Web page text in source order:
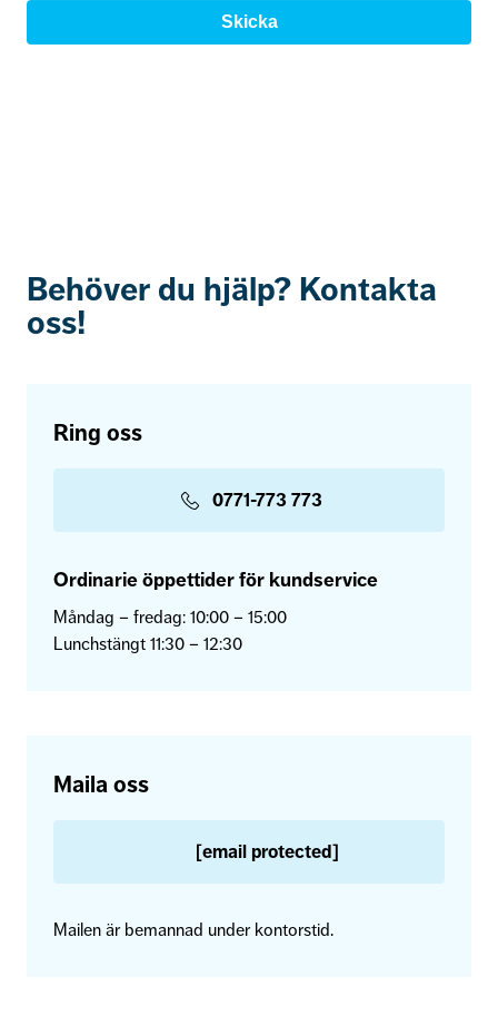
Behöver du hjälp? Kontakta
oss!
Ring oss
0771-773 773
Ordinarie öppettider för kundservice
Måndag – fredag: 10:00 – 15:00
Lunchstängt 11:30 – 12:30
Maila oss
[email protected]
Mailen är bemannad under kontorstid.